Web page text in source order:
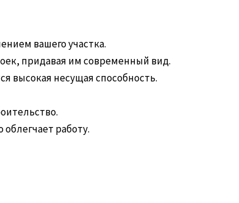
вашего участка.
придавая им современный вид.
высокая несущая способность.
работу.